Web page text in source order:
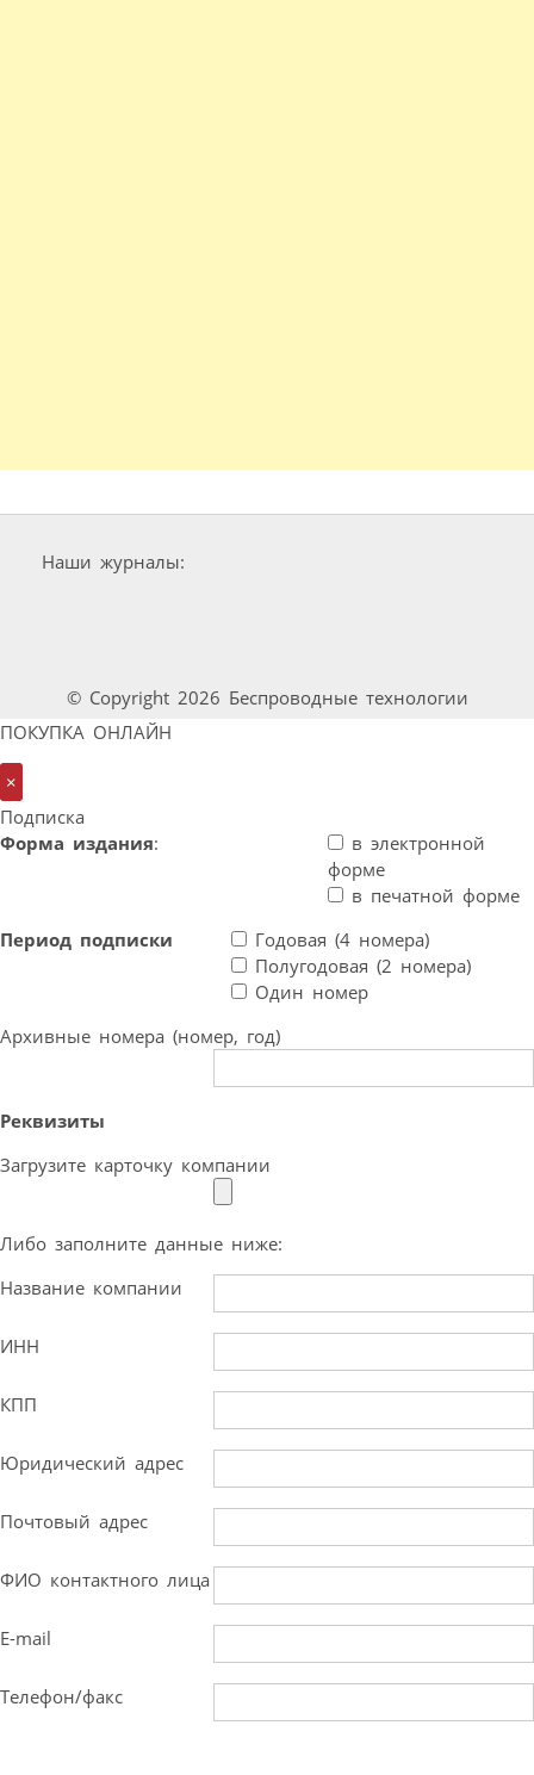
Наши журналы:
© Copyright 2026 Беспроводные технологии
ПОКУПКА ОНЛАЙН
×
Подписка
Форма издания:
в электронной
форме
в печатной форме
Период подписки
Годовая (4 номера)
Полугодовая (2 номера)
Один номер
Архивные номера (номер, год)
Реквизиты
Загрузите карточку компании
Либо заполните данные ниже:
Название компании
ИНН
КПП
Юридический адрес
Почтовый адрес
ФИО контактного лица
E-mail
Телефон/факс